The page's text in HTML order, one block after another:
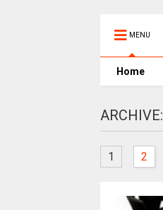
MENU
Home
ARCHIVE:
1 2